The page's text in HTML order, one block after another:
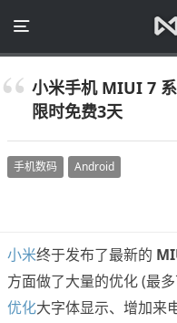
小米手机 MIUI 7
限时免费3天
手机数码 Android
小米终于发布了最新的
方面做了大量的优化 (最
优化大字体显示、增加来